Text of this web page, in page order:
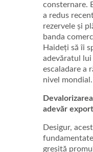
consternare.
a redus
rezervele și
banda
Haideți să îi
adevăratul lui
escaladare a
nivel mondial.
adevăr
Desigur,
greșită